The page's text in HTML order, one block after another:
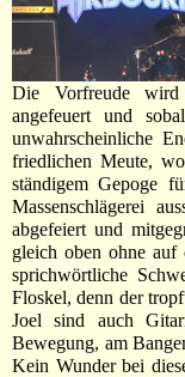
Die Vorfreude wird
angefeuert und
unwahrscheinliche
friedlichen Meute,
ständigem Gepoge
Massenschlägerei
abgefeiert und
gleich oben ohne
sprichwörtliche
Floskel, denn der
Joel sind auch
Bewegung, am
Kein Wunder bei